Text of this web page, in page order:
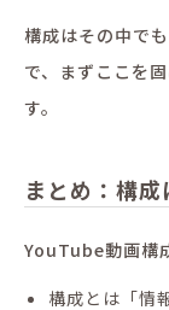
構成はその中で
で、まずここを
す。
まとめ：構
YouTube動画構
構成とは「情